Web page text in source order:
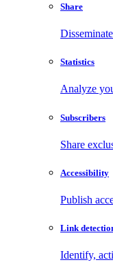
Share
Statistics
Analyze
Subscribers
Share
Accessibility
Publish
Link
Identify,